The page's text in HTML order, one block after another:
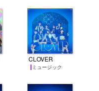
CLOVER
ミュージック